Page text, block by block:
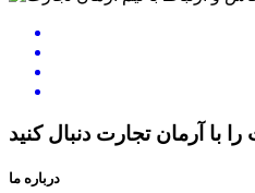
درباره ما